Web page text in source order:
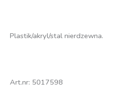
Plastik/akryl/stal nierdzewna.
Art.nr: 5017598